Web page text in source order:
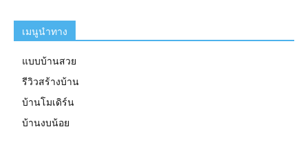
เมนูนำทาง
แบบบ้านสวย
รีวิวสร้างบ้าน
บ้านโมเดิร์น
บ้านงบน้อย